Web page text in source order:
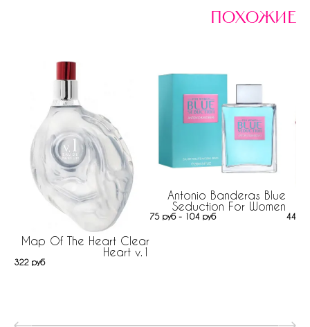
похожие
Map Of The Heart Clear
Heart v.1
322 руб
Antonio Banderas Blue
Seduction For Women
75 руб - 104 руб 445